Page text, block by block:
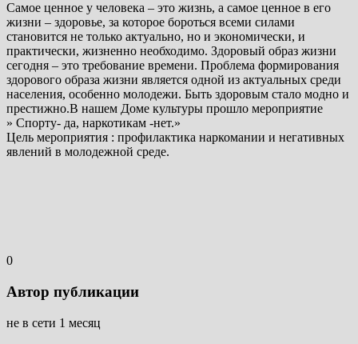
Самое ценное у человека – это жизнь, а самое ценное в его
жизни – здоровье, за которое бороться всеми силами
становится не только актуально, но и экономически, и
практически, жизненно необходимо. Здоровый образ жизни
сегодня – это требование времени. Проблема формирования
здорового образа жизни является одной из актуальных среди
населения, особенно молодежи. Быть здоровым стало модно и
престижно.В нашем Доме культуры прошло мероприятие
» Спорту- да, наркотикам -нет.»
Цель мероприятия : профилактика наркомании и негативных
явлений в молодежной среде.
0
Автор публикации
не в сети 1 месяц